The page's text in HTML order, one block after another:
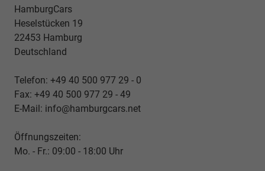
HamburgCars
Heselstücken 19
22453 Hamburg
Deutschland
Telefon: +49 40 500 977 29 - 0
Fax: +49 40 500 977 29 - 49
E-Mail: info@hamburgcars.net
Öffnungszeiten:
Mo. - Fr.: 09:00 - 18:00 Uhr